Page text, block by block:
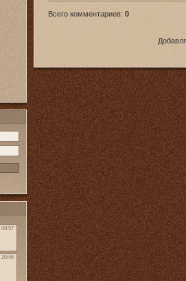
Всего комментариев: 0